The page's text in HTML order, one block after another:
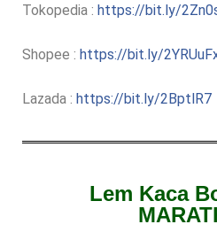
Tokopedia : https://bit.ly/
Shopee : https://bit.ly/
Lazada : https://bit.ly/2BptlR7
Lem Kaca